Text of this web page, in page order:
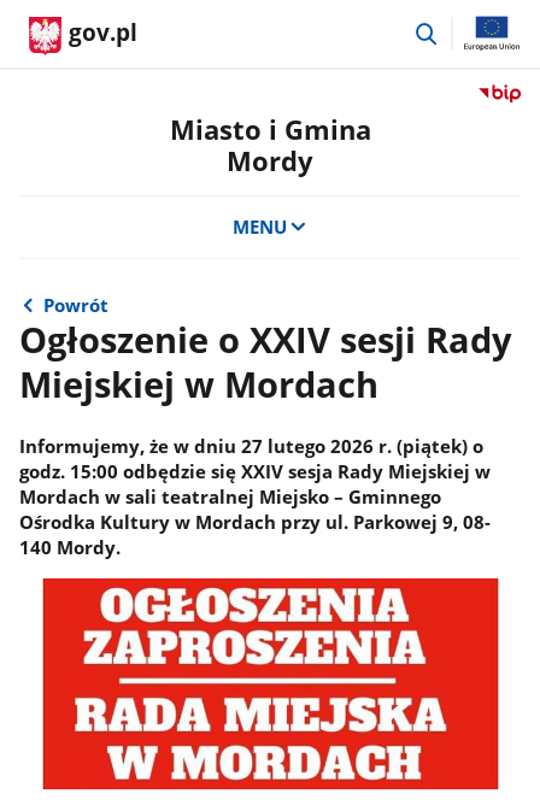
gov.pl
przejdź
Przejdź
Mordy
Miasto i Gmina
Mordy
MENU
Powrót
Ogłoszenie o XXIV sesji Rady
Miejskiej w Mordach
Informujemy, że w dniu 27 lutego 2026 r. (piątek) o
godz. 15:00 odbędzie się XXIV sesja Rady Miejskiej w
Mordach w sali teatralnej Miejsko – Gminnego
Ośrodka Kultury w Mordach przy ul. Parkowej 9, 08-
140 Mordy.